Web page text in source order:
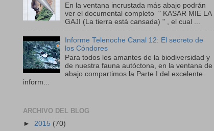
En la ventana incrustada más abajo podrán
ver el documental completo " KASAR MIE LA
GAJI (La tierra está cansada) " , el cual ...
Informe Telenoche Canal 12: El secreto de
los Cóndores
Para todos los amantes de la biodiversidad y
de nuestra fauna autóctona, en la ventana de
abajo compartimos la Parte I del excelente
inform...
ARCHIVO DEL BLOG
► 2015 (70)